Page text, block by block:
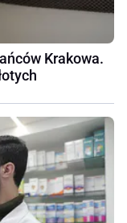
Krakowa.